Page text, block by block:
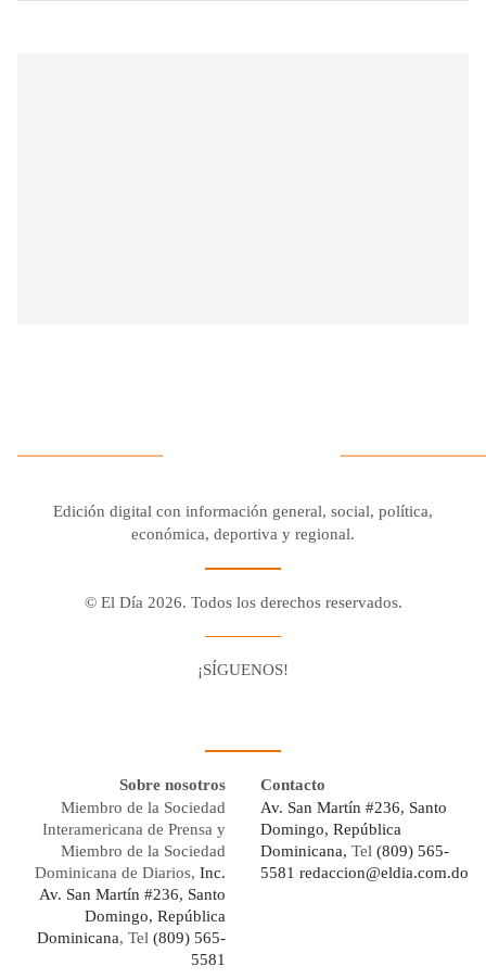
Edición digital con información general, social, política,
económica, deportiva y regional.
© El Día 2026. Todos los derechos reservados.
¡SÍGUENOS!
Sobre nosotros
Miembro de la Sociedad
Interamericana de Prensa y
Miembro de la Sociedad
Dominicana de Diarios, Inc.
Av. San Martín #236, Santo
Domingo, República
Dominicana, Tel (809) 565-
5581
Contacto
Av. San Martín #236, Santo
Domingo, República
Dominicana, Tel (809) 565-
5581 redaccion@eldia.com.do